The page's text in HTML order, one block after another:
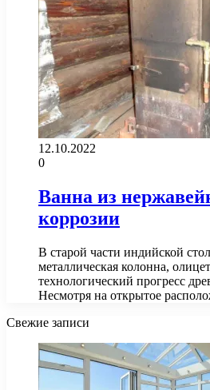
12.10.2022
0
Ванна из
коррозии
В старой части индийской
металлическая колонна,
технологический прогресс
Несмотря на открытое
Свежие записи